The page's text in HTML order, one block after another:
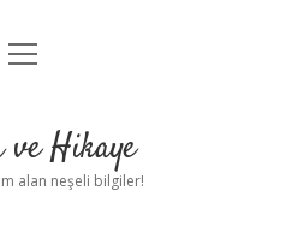
Politikası
Uyarı
menüyü
ve Hikaye
alan neşeli bilgiler!